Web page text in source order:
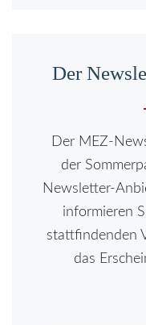
Holz-
2015
Der
Der MEZ-
der
Newsletter-
informieren
stattfindenden
das